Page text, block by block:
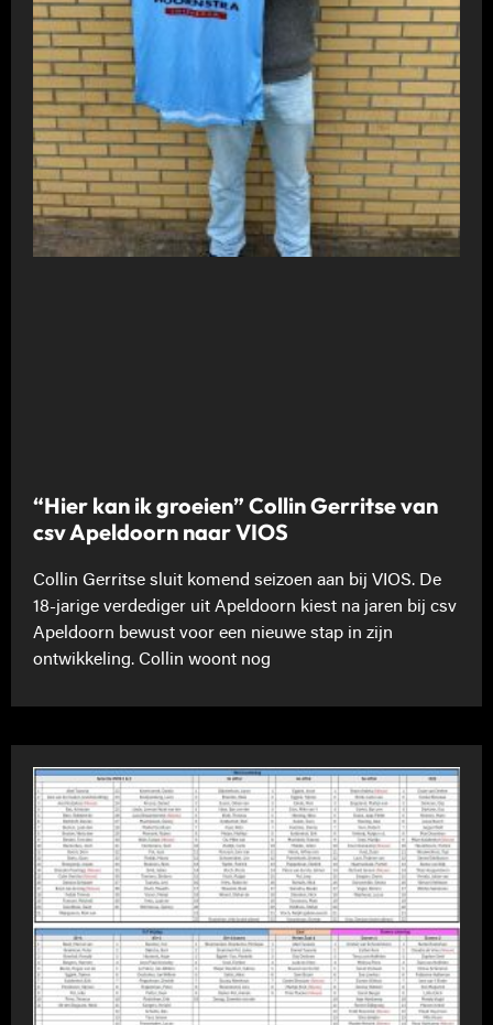
“Hier kan ik groeien” Collin Gerritse van
csv Apeldoorn naar VIOS
Collin Gerritse sluit komend seizoen aan bij VIOS. De
18-jarige verdediger uit Apeldoorn kiest na jaren bij csv
Apeldoorn bewust voor een nieuwe stap in zijn
ontwikkeling. Collin woont nog